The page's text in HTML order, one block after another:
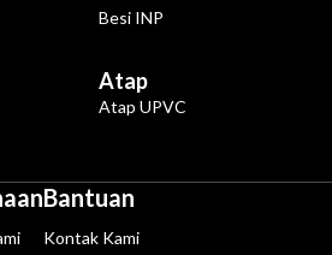
Besi INP
Atap
Atap UPVC
Bantuan
Kontak Kami